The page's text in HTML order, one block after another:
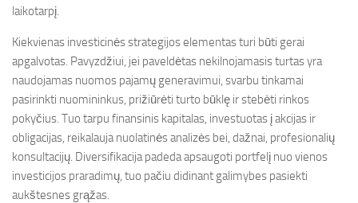
laikotarpį.
Kiekvienas investicinės strategijos elementas turi būti gerai
apgalvotas. Pavyzdžiui, jei paveldėtas nekilnojamasis turtas yra
naudojamas nuomos pajamų generavimui, svarbu tinkamai
pasirinkti nuomininkus, prižiūrėti turto būklę ir stebėti rinkos
pokyčius. Tuo tarpu finansinis kapitalas, investuotas į akcijas ir
obligacijas, reikalauja nuolatinės analizės bei, dažnai, profesionalių
konsultacijų. Diversifikacija padeda apsaugoti portfelį nuo vienos
investicijos praradimų, tuo pačiu didinant galimybes pasiekti
aukštesnes grąžas.